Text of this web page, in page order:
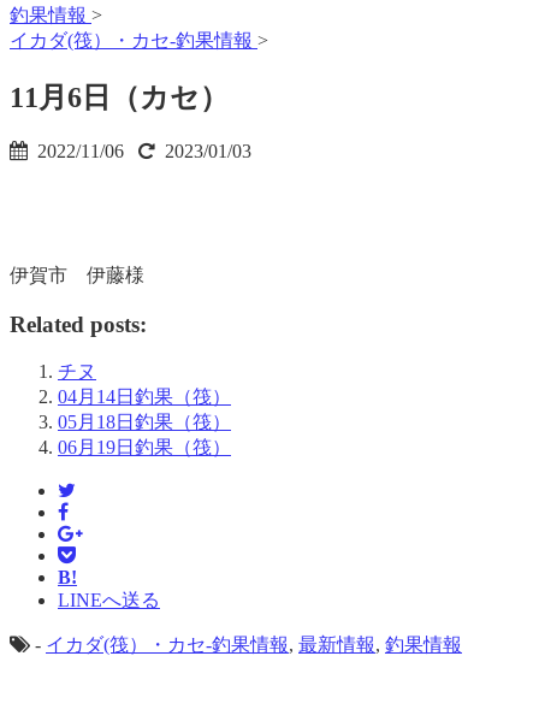
釣果情報 >
イカダ(筏）・カセ-釣果情報 >
11月6日（カセ）
2022/11/06 2023/01/03
伊賀市 伊藤様
Related posts:
チヌ
04月14日釣果（筏）
05月18日釣果（筏）
06月19日釣果（筏）
B!
LINEへ送る
- イカダ(筏）・カセ-釣果情報, 最新情報, 釣果情報